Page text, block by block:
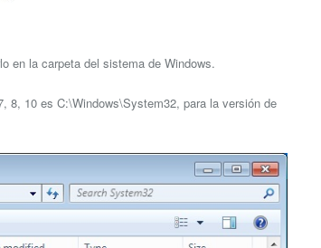
en la carpeta del sistema de Windows.
8, 10 es C:\Windows\System32, para la versión de